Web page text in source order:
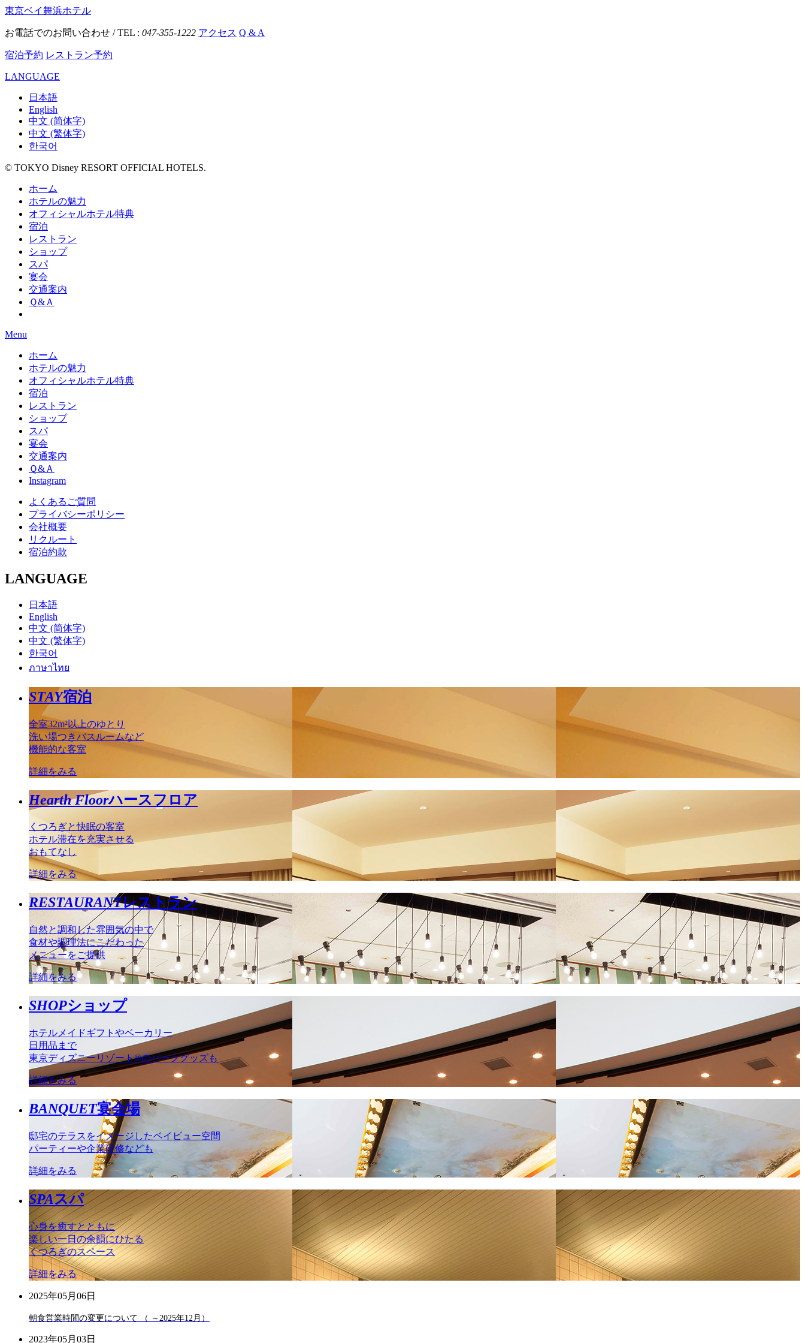
東京ベイ舞浜ホテル
お電話でのお問い合わせ / TEL : 047-355-1222 アクセス Q & A
宿泊予約 レストラン予約
LANGUAGE
日本語
English
中文 (简体字)
中文 (繁体字)
한국어
© TOKYO Disney RESORT OFFICIAL HOTELS.
ホーム
ホテルの魅力
オフィシャルホテル特典
宿泊
レストラン
ショップ
スパ
宴会
交通案内
Ｑ&Ａ
Menu
ホーム
ホテルの魅力
オフィシャルホテル特典
宿泊
レストラン
ショップ
スパ
宴会
交通案内
Ｑ&Ａ
Instagram
よくあるご質問
プライバシーポリシー
会社概要
リクルート
宿泊約款
LANGUAGE
日本語
English
中文 (简体字)
中文 (繁体字)
한국어
ภาษาไทย
STAY宿泊
全室32m²以上のゆとり
洗い場つきバスルームなど
機能的な客室
詳細をみる
Hearth Floorハースフロア
くつろぎと快眠の客室
ホテル滞在を充実させる
おもてなし
詳細をみる
RESTAURANTレストラン
自然と調和した雰囲気の中で
食材や調理法にこだわった
メニューをご提供
詳細をみる
SHOPショップ
ホテルメイドギフトやベーカリー
日用品まで
東京ディズニーリゾート®のパークグッズも
詳細をみる
BANQUET宴会場
邸宅のテラスをイメージしたベイビュー空間
パーティーや企業研修なども
詳細をみる
SPAスパ
心身を癒すとともに
楽しい一日の余韻にひたる
くつろぎのスペース
詳細をみる
2025年05月06日
朝食営業時間の変更について （ ～2025年12月）
2023年05月03日